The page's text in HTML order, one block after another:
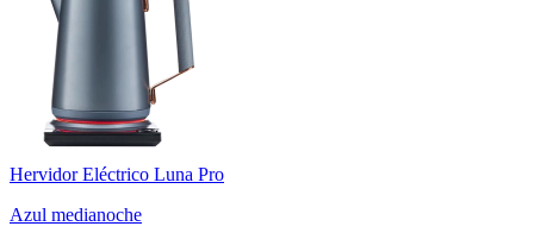
Hervidor Eléctrico Luna Pro
Azul medianoche